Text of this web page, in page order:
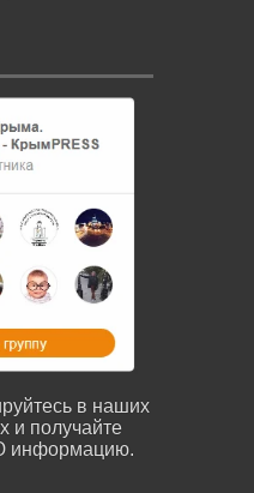
в наших
и получайте